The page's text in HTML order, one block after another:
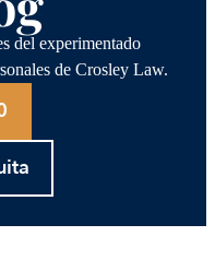
del experimentado
de Crosley Law.